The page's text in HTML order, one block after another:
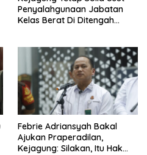
Penyalahgunaan Jabatan
Kelas Berat Di Ditengah
Febrie Adriansyah Bakal
Ajukan Praperadilan,
Kejagung: Silakan, Itu Hak